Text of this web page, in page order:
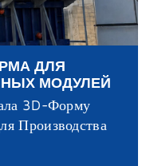
ДЛЯ
МОДУЛЕЙ
3D-Форму
Производства